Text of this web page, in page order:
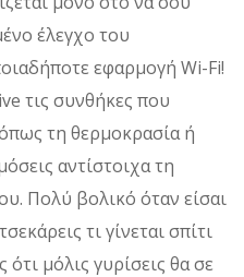
έλεγχο του
εφαρμογή Wi-Fi!
τις συνθήκες που
τη θερμοκρασία ή
αντίστοιχα τη
Πολύ βολικό όταν είσαι
τι γίνεται σπίτι
ότι μόλις γυρίσεις θα σε